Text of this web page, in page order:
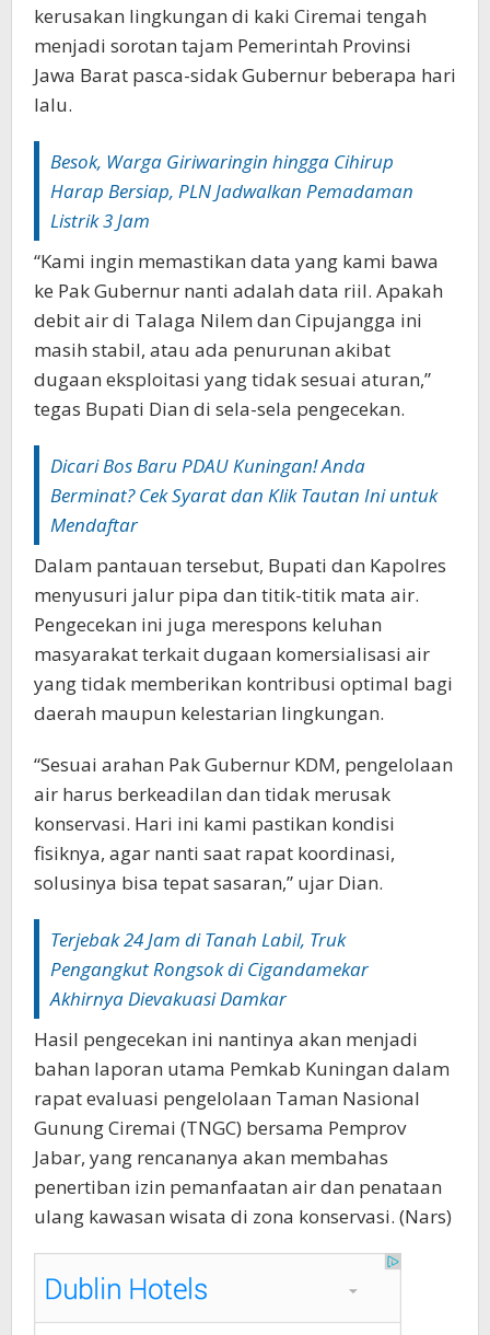
kerusakan lingkungan di kaki Ciremai tengah
menjadi sorotan tajam Pemerintah Provinsi
Jawa Barat pasca-sidak Gubernur beberapa hari
lalu.‎‎
Besok‎‎, Warga Giriwaringin hingga Cihirup
Harap Bersiap, PLN Jadwalkan Pemadaman
Listrik 3 Jam
“Kami ingin memastikan data yang kami bawa
ke Pak Gubernur nanti adalah data riil. Apakah
debit air di Talaga Nilem dan Cipujangga ini
masih stabil, atau ada penurunan akibat
dugaan eksploitasi yang tidak sesuai aturan,”
tegas Bupati Dian di sela-sela pengecekan.‎‎
‎Dicari Bos Baru PDAU Kuningan! Anda
Berminat? Cek Syarat dan Klik Tautan Ini untuk
Mendaftar
Dalam pantauan tersebut, Bupati dan Kapolres
menyusuri jalur pipa dan titik-titik mata air.
Pengecekan ini juga merespons keluhan
masyarakat terkait dugaan komersialisasi air
yang tidak memberikan kontribusi optimal bagi
daerah maupun kelestarian lingkungan.‎‎
“Sesuai arahan Pak Gubernur KDM, pengelolaan
air harus berkeadilan dan tidak merusak
konservasi. Hari ini kami pastikan kondisi
fisiknya, agar nanti saat rapat koordinasi,
solusinya bisa tepat sasaran,” ujar Dian.‎‎
‎Terjebak 24 Jam di Tanah Labil, Truk
Pengangkut Rongsok di Cigandamekar
Akhirnya Dievakuasi Damkar‎‎
Hasil pengecekan ini nantinya akan menjadi
bahan laporan utama Pemkab Kuningan dalam
rapat evaluasi pengelolaan Taman Nasional
Gunung Ciremai (TNGC) bersama Pemprov
Jabar, yang rencananya akan membahas
penertiban izin pemanfaatan air dan penataan
ulang kawasan wisata di zona konservasi. (Nars)